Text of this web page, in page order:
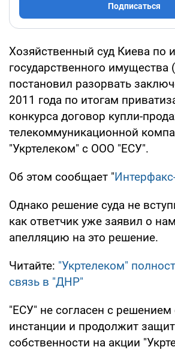
Подписаться
Хозяйственный суд Киева по
государственного
постановил разорвать
2011 года по итогам
конкурса договор купли-
телекоммуникационной
"Укртелеком" с ООО "ЕСУ".
Об этом сообщает "
Однако решение суда не
как ответчик уже заявил о
апелляцию на это решение.
Читайте: "Укртелеком"
связь в "ДНР"
"ЕСУ" не согласен с решением
инстанции и продолжит
собственности на акции